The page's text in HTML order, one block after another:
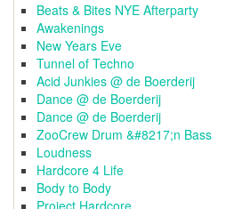
Beats & Bites NYE Afterparty
Awakenings
New Years Eve
Tunnel of Techno
Acid Junkies @ de Boerderij
Dance @ de Boerderij
Dance @ de Boerderij
ZooCrew Drum &#8217;n Bass
Loudness
Hardcore 4 Life
Body to Body
Project Hardcore